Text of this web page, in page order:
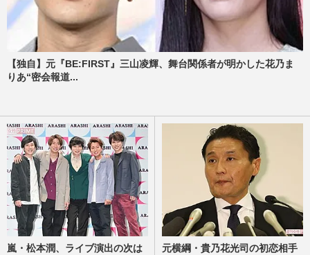
【独自】元『BE:FIRST』三山凌輝、舞台関係者が明かした花乃ま
りあ“密会報道...
嵐・松本潤、ライブ演出の次は
元横綱・貴乃花光司の初恋相手